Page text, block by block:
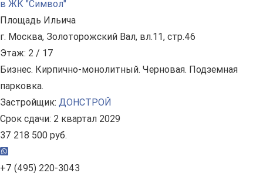
в ЖК "Символ"
Площадь Ильича
г. Москва, Золоторожский Вал, вл.11, стр.46
Этаж: 2 / 17
Бизнес. Кирпично-монолитный. Черновая. Подземная
парковка.
Застройщик: ДОНСТРОЙ
Срок сдачи: 2 квартал 2029
37 218 500 руб.
+7 (495) 220-3043